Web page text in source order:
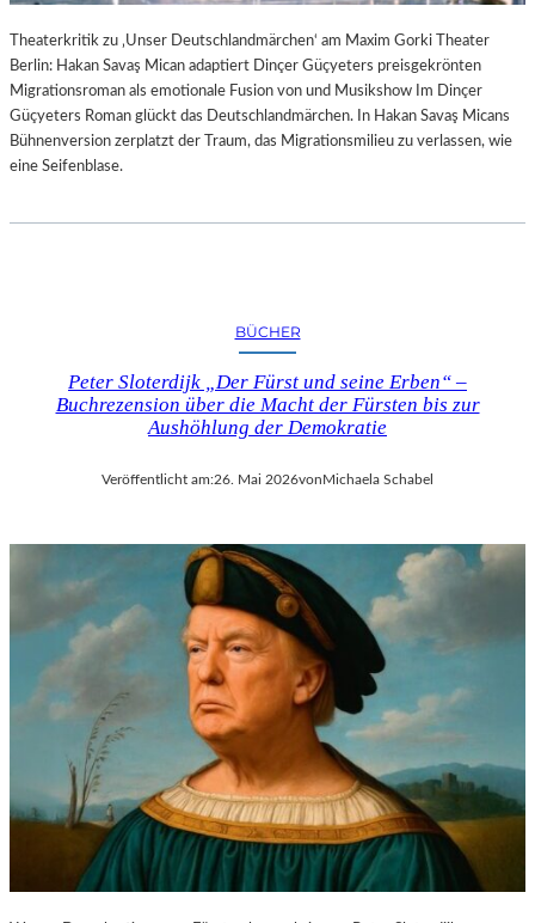
Theaterkritik zu ‚Unser Deutschlandmärchen‘ am Maxim Gorki Theater
Berlin: Hakan Savaş Mican adaptiert Dinçer Güçyeters preisgekrönten
Migrationsroman als emotionale Fusion von und Musikshow Im Dinçer
Güçyeters Roman glückt das Deutschlandmärchen. In Hakan Savaş Micans
Bühnenversion zerplatzt der Traum, das Migrationsmilieu zu verlassen, wie
eine Seifenblase.
BÜCHER
Peter Sloterdijk „Der Fürst und seine Erben“ –
Buchrezension über die Macht der Fürsten bis zur
Aushöhlung der Demokratie
Veröffentlicht am:26. Mai 2026vonMichaela Schabel